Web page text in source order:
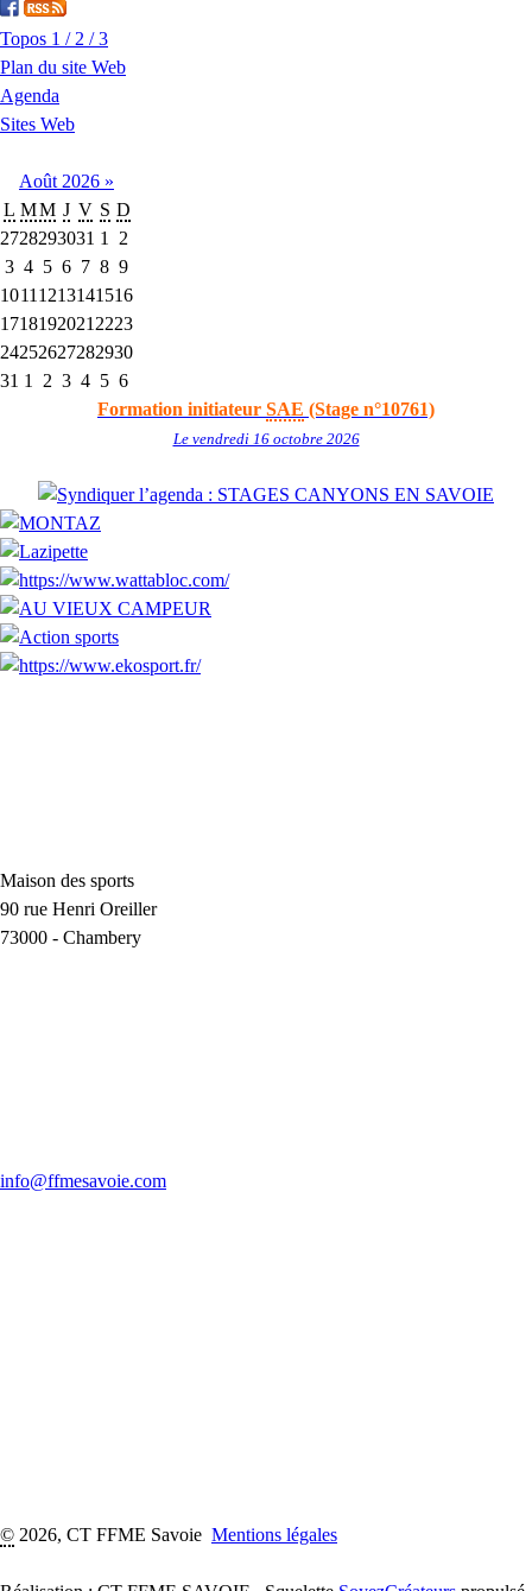
Topos 1 / 2 / 3
Plan du site Web
Agenda
Sites Web
Août 2026 »
L MM J V S D
2728293031 1
2
3 4 5 6 7 8 9
1011 1213141516
1718192021 2223
24252627282930
31 1 2 3 4 5 6
Formation initiateur SAE (Stage n°10761)
Le vendredi 16 octobre 2026
Maison des sports
90 rue Henri Oreiller
73000 - Chambery
info@ffmesavoie.com
© 2026, CT FFME Savoie Mentions légales